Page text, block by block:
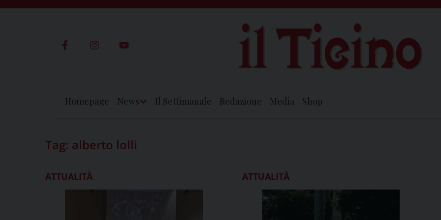
Homepage News Il Settimanale Redazione Media Shop
Tag: alberto lolli
ATTUALITÀ ATTUALITÀ